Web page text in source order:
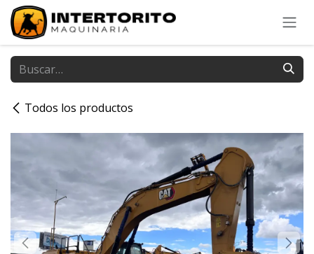
Ir al contenido
Todos los productos